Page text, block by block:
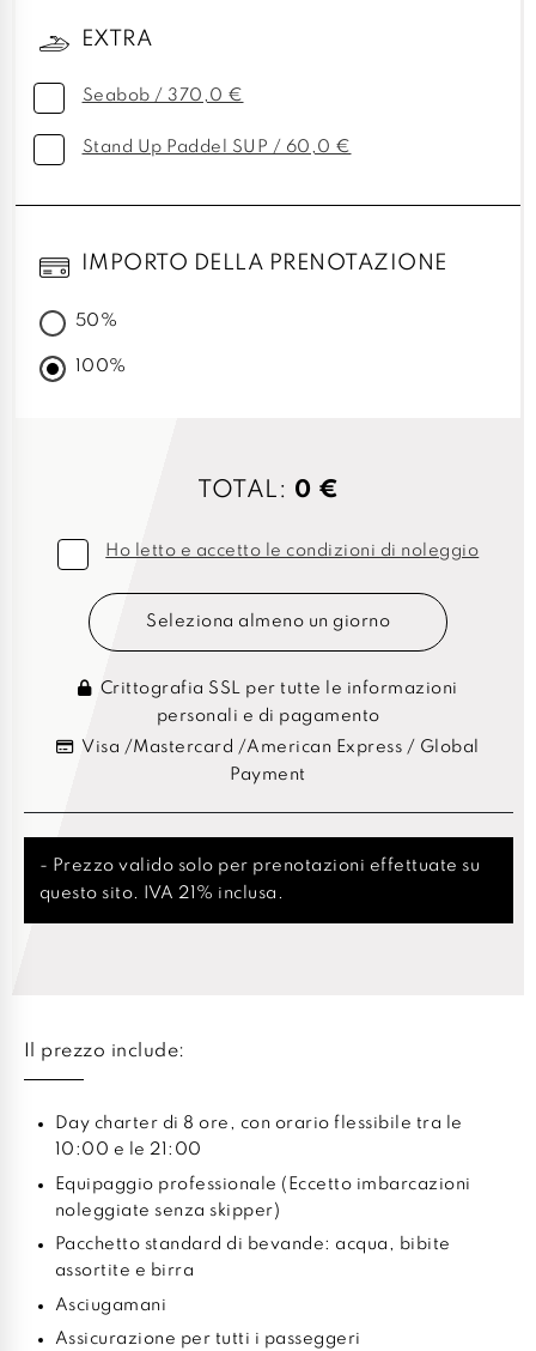
EXTRA
Seabob / 370,0 €
Stand Up Paddel SUP / 60,0 €
IMPORTO DELLA PRENOTAZIONE
50%
100%
TOTAL: 0 €
Ho letto e accetto le condizioni di noleggio
Seleziona almeno un giorno
Crittografia SSL per tutte le informazioni
personali e di pagamento
Visa /Mastercard /American Express / Global
Payment
- Prezzo valido solo per prenotazioni effettuate su
questo sito. IVA 21% inclusa.
Il prezzo include:
Day charter di 8 ore, con orario flessibile tra le
10:00 e le 21:00
Equipaggio professionale (Eccetto imbarcazioni
noleggiate senza skipper)
Pacchetto standard di bevande: acqua, bibite
assortite e birra
Asciugamani
Assicurazione per tutti i passeggeri